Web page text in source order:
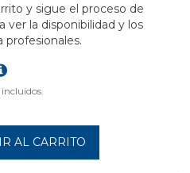
y sigue el proceso de
ver la disponibilidad y los
profesionales.
AL CARRITO